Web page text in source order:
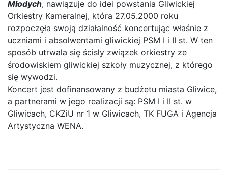
Młodych, nawiązuje do idei powstania Gliwickiej
Orkiestry Kameralnej, która 27.05.2000 roku
rozpoczęła swoją działalność koncertując właśnie z
uczniami i absolwentami gliwickiej PSM I i II st. W ten
sposób utrwala się ścisły związek orkiestry ze
środowiskiem gliwickiej szkoły muzycznej, z którego
się wywodzi.
Koncert jest dofinansowany z budżetu miasta Gliwice,
a partnerami w jego realizacji są: PSM I i II st. w
Gliwicach, CKZiU nr 1 w Gliwicach, TK FUGA i Agencja
Artystyczna WENA.